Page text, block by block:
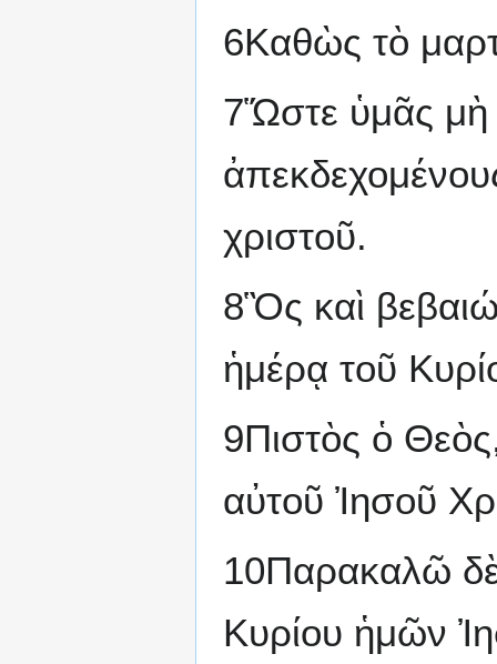
6Καθὼς τὸ
7Ὥστε ὑμᾶς μὴ
χριστοῦ.
8Ὃς καὶ
ἡμέρᾳ τοῦ
9Πιστὸς ὁ
αὐτοῦ Ἰησοῦ
10Παρακαλῶ δὲ
Κυρίου ἡμῶν